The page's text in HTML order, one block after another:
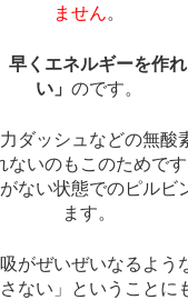
ません。
早くエネルギーを作
い」 のです。
ダッシュなどの無酸
ないのもこのためです
ない状態でのピルビ
ます。
がぜいぜいなるよう
ない」ということに